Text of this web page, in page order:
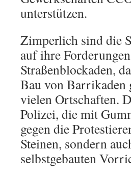
unterstützen.
Zimperlich sind die
auf ihre
Straßenblockaden,
Bau von Barrikaden
vielen Ortschaften.
Polizei, die mit
gegen die
Steinen, sondern
selbstgebauten